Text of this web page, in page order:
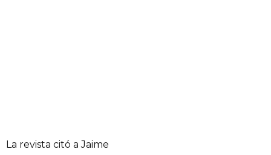
La revista citó a Jaime